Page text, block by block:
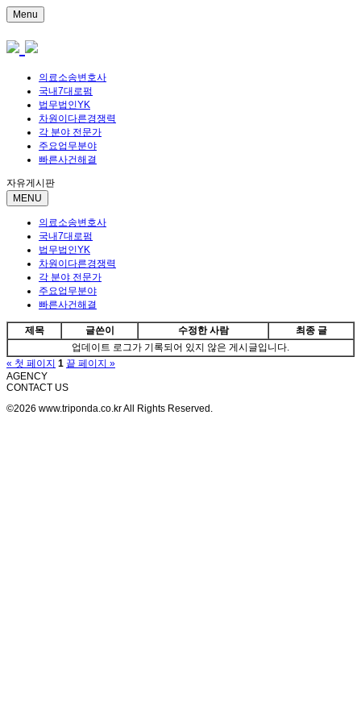
Menu
의료소송변호사
국내7대로펌
법무법인YK
차원이다른경쟁력
각 분야 전문가
주요업무분야
빠른사건해결
자유게시판
MENU
의료소송변호사
국내7대로펌
법무법인YK
차원이다른경쟁력
각 분야 전문가
주요업무분야
빠른사건해결
제목 글쓴이 수정한 사람
최종 글
업데이트 로그가 기록되어 있지 않은 게시글입니다.
« 첫 페이지 1 끝 페이지 »
AGENCY
CONTACT US
©2026 www.triponda.co.kr All Rights Reserved.